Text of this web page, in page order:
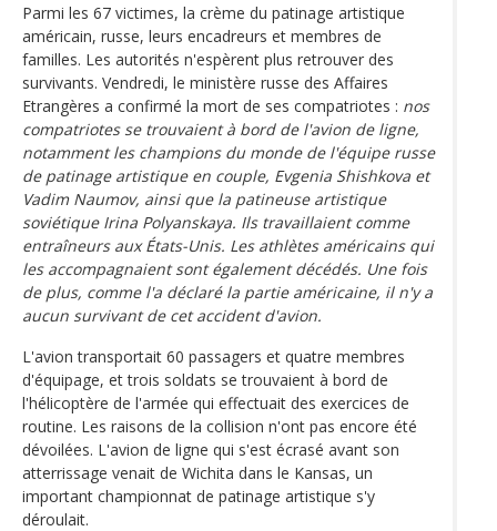
Parmi les 67 victimes, la crème du patinage artistique
américain, russe, leurs encadreurs et membres de
familles. Les autorités n'espèrent plus retrouver des
survivants. Vendredi, le ministère russe des Affaires
Etrangères a confirmé la mort de ses compatriotes : nos
compatriotes se trouvaient à bord de l'avion de ligne,
notamment les champions du monde de l'équipe russe
de patinage artistique en couple, Evgenia Shishkova et
Vadim Naumov, ainsi que la patineuse artistique
soviétique Irina Polyanskaya. Ils travaillaient comme
entraîneurs aux États-Unis. Les athlètes américains qui
les accompagnaient sont également décédés. Une fois
de plus, comme l'a déclaré la partie américaine, il n'y a
aucun survivant de cet accident d'avion.
L'avion transportait 60 passagers et quatre membres
d'équipage, et trois soldats se trouvaient à bord de
l'hélicoptère de l'armée qui effectuait des exercices de
routine. Les raisons de la collision n'ont pas encore été
dévoilées. L'avion de ligne qui s'est écrasé avant son
atterrissage venait de Wichita dans le Kansas, un
important championnat de patinage artistique s'y
déroulait.